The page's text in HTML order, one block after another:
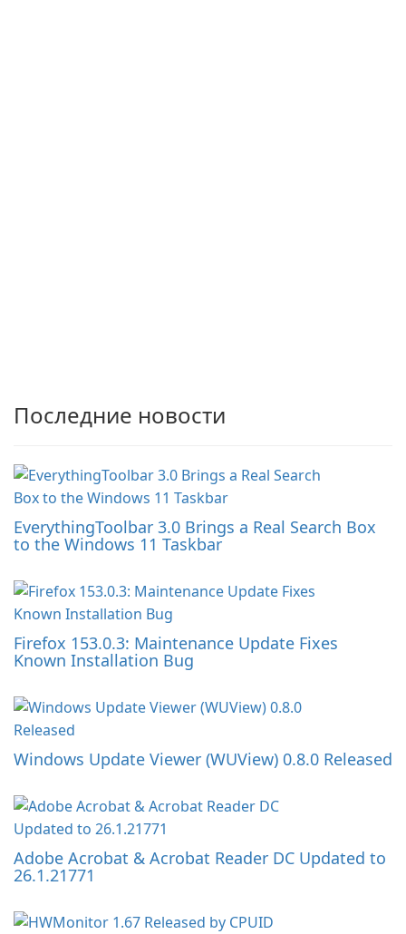
Последние новости
EverythingToolbar 3.0 Brings a Real Search Box
to the Windows 11 Taskbar
Firefox 153.0.3: Maintenance Update Fixes
Known Installation Bug
Windows Update Viewer (WUView) 0.8.0 Released
Adobe Acrobat & Acrobat Reader DC Updated to
26.1.21771